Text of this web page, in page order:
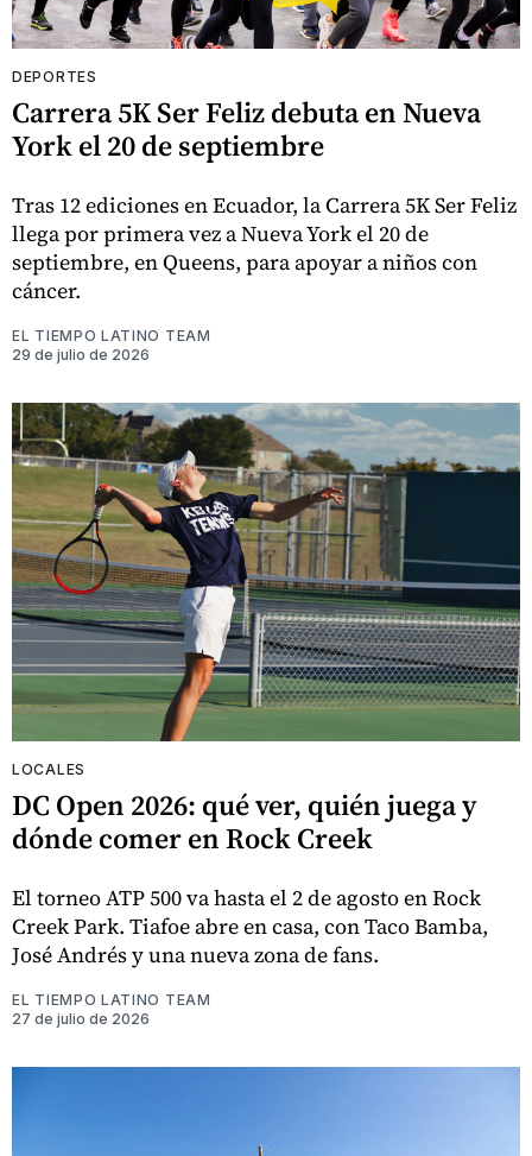
DEPORTES
Carrera 5K Ser Feliz debuta en Nueva
York el 20 de septiembre
Tras 12 ediciones en Ecuador, la Carrera 5K Ser Feliz
llega por primera vez a Nueva York el 20 de
septiembre, en Queens, para apoyar a niños con
cáncer.
EL TIEMPO LATINO TEAM
29 de julio de 2026
LOCALES
DC Open 2026: qué ver, quién juega y
dónde comer en Rock Creek
El torneo ATP 500 va hasta el 2 de agosto en Rock
Creek Park. Tiafoe abre en casa, con Taco Bamba,
José Andrés y una nueva zona de fans.
EL TIEMPO LATINO TEAM
27 de julio de 2026